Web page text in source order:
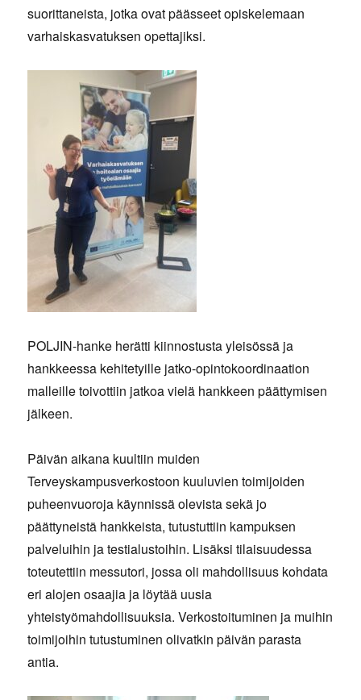
suorittaneista, jotka ovat päässeet opiskelemaan
varhaiskasvatuksen opettajiksi.
POLJIN-hanke herätti kiinnostusta yleisössä ja
hankkeessa kehitetyille jatko-opintokoordinaation
malleille toivottiin jatkoa vielä hankkeen päättymisen
jälkeen.
Päivän aikana kuultiin muiden
Terveyskampusverkostoon kuuluvien toimijoiden
puheenvuoroja käynnissä olevista sekä jo
päättyneistä hankkeista, tutustuttiin kampuksen
palveluihin ja testialustoihin. Lisäksi tilaisuudessa
toteutettiin messutori, jossa oli mahdollisuus kohdata
eri alojen osaajia ja löytää uusia
yhteistyömahdollisuuksia. Verkostoituminen ja muihin
toimijoihin tutustuminen olivatkin päivän parasta
antia.